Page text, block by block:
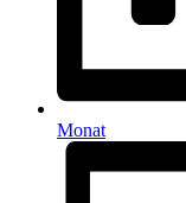
Monat